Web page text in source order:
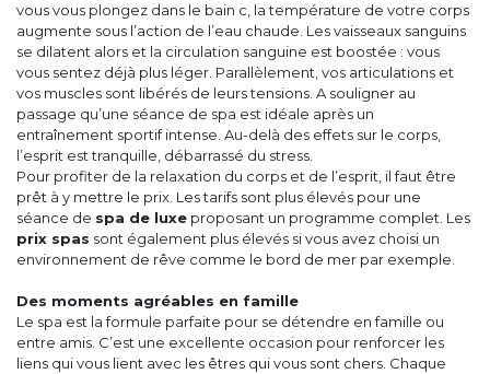
vous vous plongez dans le bain c, la température de votre corps
augmente sous l’action de l’eau chaude. Les vaisseaux sanguins
se dilatent alors et la circulation sanguine est boostée : vous
vous sentez déjà plus léger. Parallèlement, vos articulations et
vos muscles sont libérés de leurs tensions. A souligner au
passage qu’une séance de spa est idéale après un
entraînement sportif intense. Au-delà des effets sur le corps,
l’esprit est tranquille, débarrassé du stress.
Pour profiter de la relaxation du corps et de l’esprit, il faut être
prêt à y mettre le prix. Les tarifs sont plus élevés pour une
séance de spa de luxe proposant un programme complet. Les
prix spas sont également plus élevés si vous avez choisi un
environnement de rêve comme le bord de mer par exemple.
Des moments agréables en famille
Le spa est la formule parfaite pour se détendre en famille ou
entre amis. C’est une excellente occasion pour renforcer les
liens qui vous lient avec les êtres qui vous sont chers. Chaque